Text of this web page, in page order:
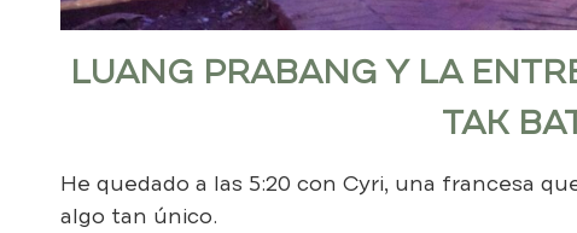
LUANG PRABANG Y LA
TAK
He quedado a las 5:20 con Cyri, una francesa
algo tan único.